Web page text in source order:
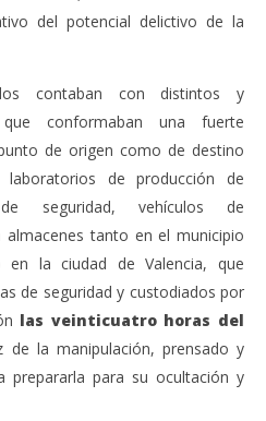
del potencial delictivo de la
contaban con distintos y
que conformaban una fuerte
de origen como de destino
laboratorios de producción de
seguridad, vehículos de
tanto en el municipio
en la ciudad de Valencia, que
de seguridad y custodiados por
las veinticuatro horas del
de la manipulación, prensado y
prepararla para su ocultación y